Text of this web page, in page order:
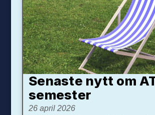
Senaste nytt om
se­mester
26 april 2026